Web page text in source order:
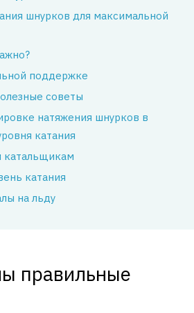
шнурков для максимальной
поддержке
советы
натяжения шнурков в
катания
катания
на льду
правильные